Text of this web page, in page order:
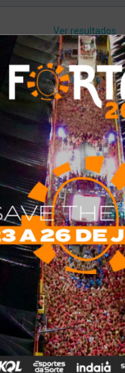
Ver resultados
as novidades do
promoções, coberturas